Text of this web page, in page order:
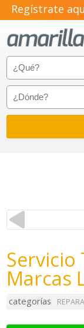
Regístrate
Servicio
Marcas
categorías